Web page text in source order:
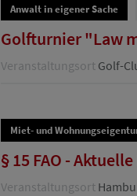
Anwalt in eigener Sache
Golfturnier "Law
Veranstaltungsort Golf-
Miet- und
§ 15 FAO -
Veranstaltungsort